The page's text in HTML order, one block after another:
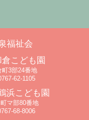
福祉会
倉こども園
町3部24番地
62-1105
浜こども園
町マ部80番地
68-8006